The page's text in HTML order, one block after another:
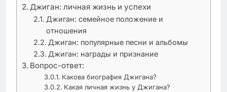
Джиган: личная жизнь и успехи
Джиган: семейное положение и
отношения
Джиган: популярные песни и альбомы
Джиган: награды и признание
Вопрос-ответ:
Какова биография Джигана?
Какая личная жизнь у Джигана?